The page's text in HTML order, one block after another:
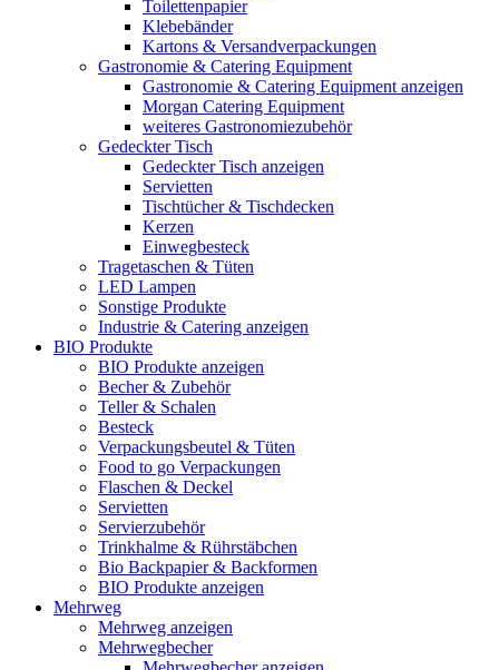
Toilettenpapier
Klebebänder
Kartons & Versandverpackungen
Gastronomie & Catering Equipment
Gastronomie & Catering Equipment anzeigen
Morgan Catering Equipment
weiteres Gastronomiezubehör
Gedeckter Tisch
Gedeckter Tisch anzeigen
Servietten
Tischtücher & Tischdecken
Kerzen
Einwegbesteck
Tragetaschen & Tüten
LED Lampen
Sonstige Produkte
Industrie & Catering anzeigen
BIO Produkte
BIO Produkte anzeigen
Becher & Zubehör
Teller & Schalen
Besteck
Verpackungsbeutel & Tüten
Food to go Verpackungen
Flaschen & Deckel
Servietten
Servierzubehör
Trinkhalme & Rührstäbchen
Bio Backpapier & Backformen
BIO Produkte anzeigen
Mehrweg
Mehrweg anzeigen
Mehrwegbecher